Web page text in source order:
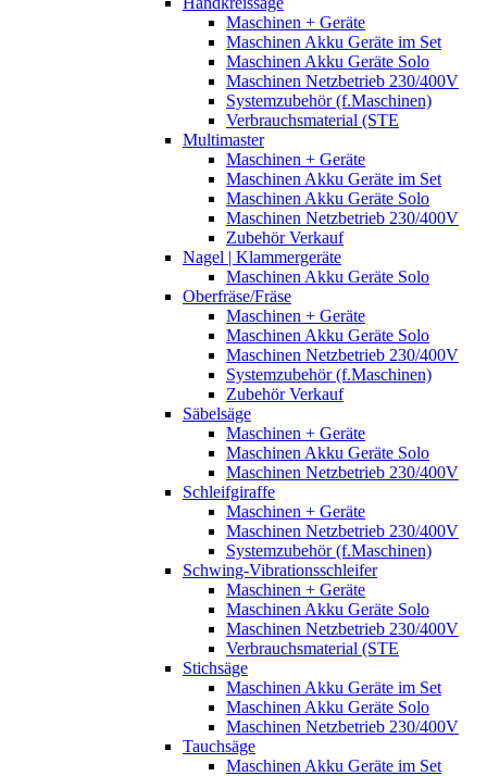
Maschinen + Geräte
Maschinen Akku Geräte im Set
Maschinen Akku Geräte Solo
Maschinen Netzbetrieb 230/400V
Systemzubehör (f.Maschinen)
Verbrauchsmaterial (STE
Multimaster
Maschinen + Geräte
Maschinen Akku Geräte im Set
Maschinen Akku Geräte Solo
Maschinen Netzbetrieb 230/400V
Zubehör Verkauf
Nagel | Klammergeräte
Maschinen Akku Geräte Solo
Oberfräse/Fräse
Maschinen + Geräte
Maschinen Akku Geräte Solo
Maschinen Netzbetrieb 230/400V
Systemzubehör (f.Maschinen)
Zubehör Verkauf
Säbelsäge
Maschinen + Geräte
Maschinen Akku Geräte Solo
Maschinen Netzbetrieb 230/400V
Schleifgiraffe
Maschinen + Geräte
Maschinen Netzbetrieb 230/400V
Systemzubehör (f.Maschinen)
Schwing-Vibrationsschleifer
Maschinen + Geräte
Maschinen Akku Geräte Solo
Maschinen Netzbetrieb 230/400V
Verbrauchsmaterial (STE
Stichsäge
Maschinen Akku Geräte im Set
Maschinen Akku Geräte Solo
Maschinen Netzbetrieb 230/400V
Tauchsäge
Maschinen Akku Geräte im Set